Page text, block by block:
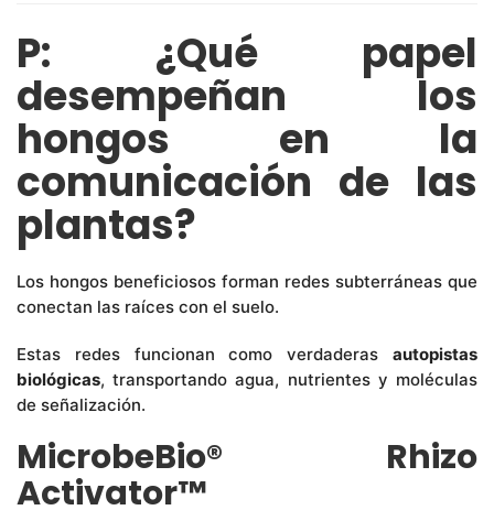
P: ¿Qué papel
desempeñan los
hongos en la
comunicación de las
plantas?
Los hongos beneficiosos forman redes subterráneas que
conectan las raíces con el suelo.
Estas redes funcionan como verdaderas autopistas
biológicas, transportando agua, nutrientes y moléculas
de señalización.
MicrobeBio® Rhizo
Activator™